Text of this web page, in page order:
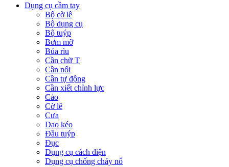
Dụng cụ cầm tay
Bộ cờ lê
Bộ dụng cụ
Bộ tuýp
Bơm mỡ
Búa rìu
Cần chữ T
Cần nối
Cần tự động
Cần xiết chỉnh lực
Cảo
Cờ lê
Cưa
Dao kéo
Đầu tuýp
Đục
Dụng cụ cách điện
Dụng cụ chống cháy nổ